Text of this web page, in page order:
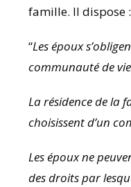
famille. Il dispose :
“Les époux
communauté de
La résidence de la
choisissent d’un
Les époux ne
des droits par